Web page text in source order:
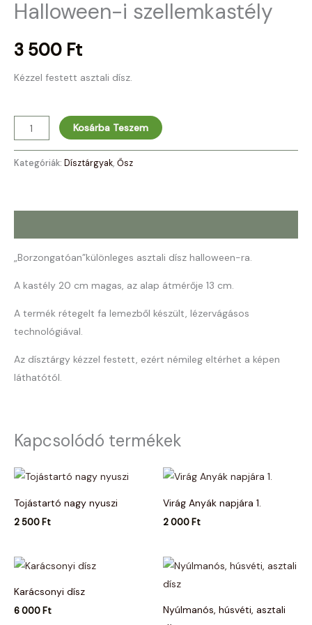
Halloween-i szellemkastély
3 500 Ft
Kézzel festett asztali dísz.
Kosárba Teszem
Kategóriák: Dísztárgyak, Ősz
„Borzongatóan”különleges asztali dísz halloween-ra.
A kastély 20 cm magas, az alap átmérője 13 cm.
A termék rétegelt fa lemezből készült, lézervágásos
technológiával.
Az dísztárgy kézzel festett, ezért némileg eltérhet a képen
láthatótól.
Kapcsolódó termékek
Tojástartó nagy nyuszi
2 500 Ft
Virág Anyák napjára 1.
2 000 Ft
Karácsonyi dísz
6 000 Ft
Nyúlmanós, húsvéti, asztali